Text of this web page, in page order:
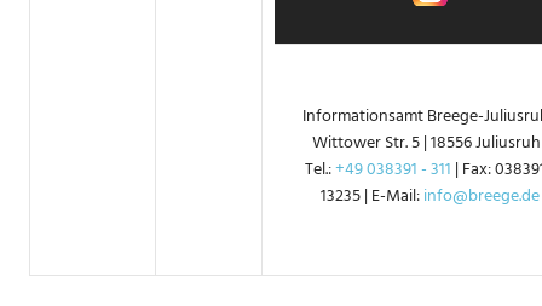
Informationsamt Breege-
Wittower Str. 5 | 18556
Tel.:+49 038391 - 311 | Fax:
13235 | E-Mail:info@breege.de